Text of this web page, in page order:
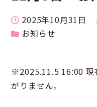
投稿日
2025年10月31日
カテゴリー
お知らせ
※2025.11.5 16:00 現
がりません。